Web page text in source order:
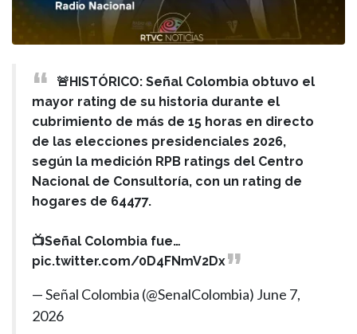
🚨HISTÓRICO: Señal Colombia obtuvo el
mayor rating de su historia durante el
cubrimiento de más de 15 horas en directo
de las elecciones presidenciales 2026,
según la medición RPB ratings del Centro
Nacional de Consultoría, con un rating de
hogares de 64477.
📺Señal Colombia fue…
pic.twitter.com/0D4FNmV2Dx
— Señal Colombia (@SenalColombia) June 7,
2026